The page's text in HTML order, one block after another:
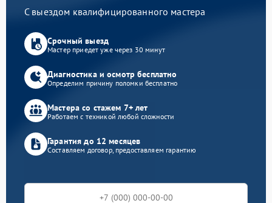
С выездом квалифицированного мастера
Срочный выезд
Мастер приедет уже через 30 минут
Диагностика и осмотр бесплатно
Определим причину поломки бесплатно
Мастера со стажем 7+ лет
Работаем с техникой любой сложности
Гарантия до 12 месяцев
Составляем договор, предоставляем гарантию